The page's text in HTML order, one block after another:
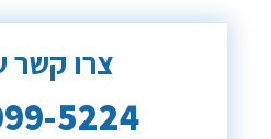
צרו קשר
5224